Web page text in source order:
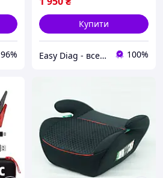
96%
Купити
Easy Diag - все для діагностики автомобіля 100%